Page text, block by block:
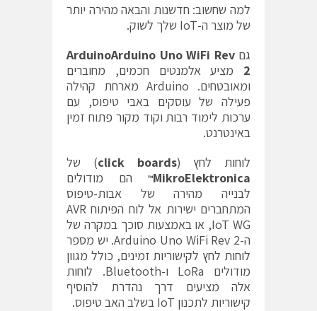
למה שחשוב: חדשנות והבאה מהירה יותר
של מוצר ה-IoT שלך לשוק.
גםArduinoArduino Uno WiFi Rev
2 מציע אלמנטים חכמים, מחוברים
ומאובטחים. Arduino מארחת קהילה
פעילה של עוסקים באבי טיפוס, עם
ערכות לימוד רבות וקוד מקור פתוח זמין
באינטרנט.
לוחות לחץ (click boards) של
MikroElektronica
™
הם מודולים
לבנייה מהירה של אבות-טיפוס
המתחברים ישירות אל לוח הפיתוח AVR
IoT WG, או באמצעות סוכך במקרה של
ה-Arduino Uno WiFi Rev 2. יש מספר
לוחות לחץ לקישוריות זמינים, כולל מגוון
מודולים LoRa ו-Bluetooth. לוחות
אלה מציעים דרך נהדרת להוסיף
קישוריות לתכנון IoT בשלב האב טיפוס.